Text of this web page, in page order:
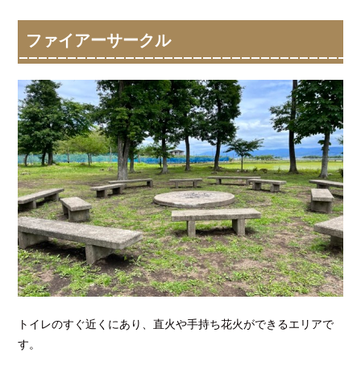
ファイアーサークル
トイレのすぐ近くにあり、直火や手持ち花火ができるエリアで
す。